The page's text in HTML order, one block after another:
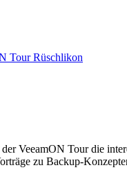
Tour Rüschlikon
VeeamON Tour die
zu Backup-